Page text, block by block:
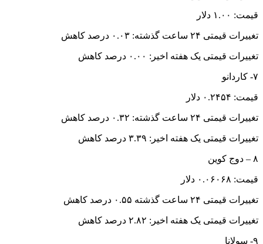
قیمت: ۱.۰۰ دلار
تغییرات قیمتی ۲۴ ساعت گذشته: ۰.۰۳ درصد کاهش
تغییرات قیمتی یک هفته اخیر: ۰.۰۰ درصد کاهش
۷- کاردانو
قیمت: ۰.۲۴۵۴ دلار
تغییرات قیمتی ۲۴ ساعت گذشته: ۰.۳۲ درصد کاهش
تغییرات قیمتی یک هفته اخیر: ۳.۳۹ درصد کاهش
۸ – دوج کوین
قیمت: ۰.۰۶۰۶۸ دلار
تغییرات قیمتی ۲۴ ساعت گذشته ۰.۵۵ درصد کاهش
تغییرات قیمتی یک هفته اخیر: ۲.۸۲ درصد کاهش
۹- سولانا